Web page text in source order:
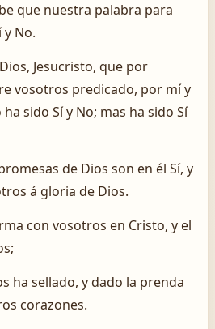
que nuestra palabra para
No.
Jesucristo, que por
vosotros predicado, por mí y
sido Sí y No; mas ha sido Sí
de Dios son en él Sí, y
á gloria de Dios.
con vosotros en Cristo, y el
ha sellado, y dado la prenda
corazones.